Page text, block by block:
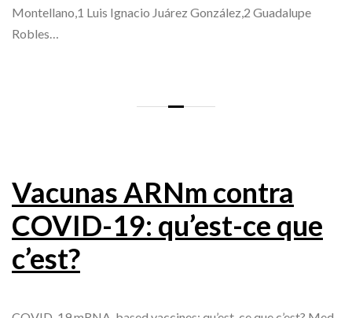
Montellano,1 Luis Ignacio Juárez González,2 Guadalupe
Robles…
Vacunas ARNm contra
COVID-19: qu’est-ce que
c’est?